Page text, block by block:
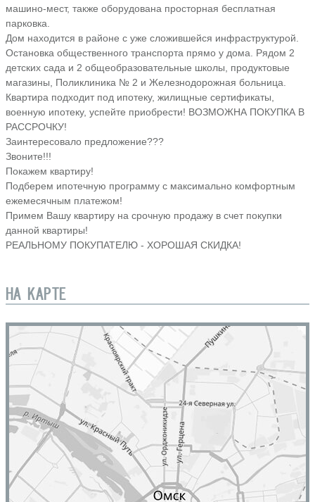
машино-мест, также оборудована просторная бесплатная
парковка.
Дом находится в районе с уже сложившейся инфраструктурой.
Остановка общественного транспорта прямо у дома. Рядом 2
детских сада и 2 общеобразовательные школы, продуктовые
магазины, Поликлиника № 2 и Железнодорожная больница.
Квартира подходит под ипотеку, жилищные сертификаты,
военную ипотеку, успейте приобрести! ВОЗМОЖНА ПОКУПКА В
РАССРОЧКУ!
Заинтересовало предложение???
Звоните!!!
Покажем квартиру!
Подберем ипотечную программу с максимально комфортным
ежемесячным платежом!
Примем Вашу квартиру на срочную продажу в счет покупки
данной квартиры!
РЕАЛЬНОМУ ПОКУПАТЕЛЮ - ХОРОШАЯ СКИДКА!
НА КАРТЕ